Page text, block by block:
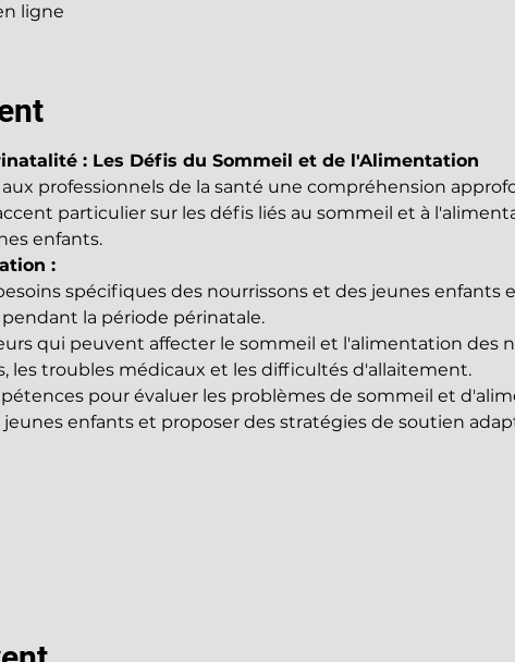
ligne
: Les Défis du Sommeil et de l'Alimentation
professionnels de la santé une compréhension
particulier sur les défis liés au sommeil et à
enfants.
:
spécifiques des nourrissons et des jeunes enfants
la période périnatale.
qui peuvent affecter le sommeil et l'alimentation des
les troubles médicaux et les difficultés d'allaitement.
pour évaluer les problèmes de sommeil et
jeunes enfants et proposer des stratégies de soutien